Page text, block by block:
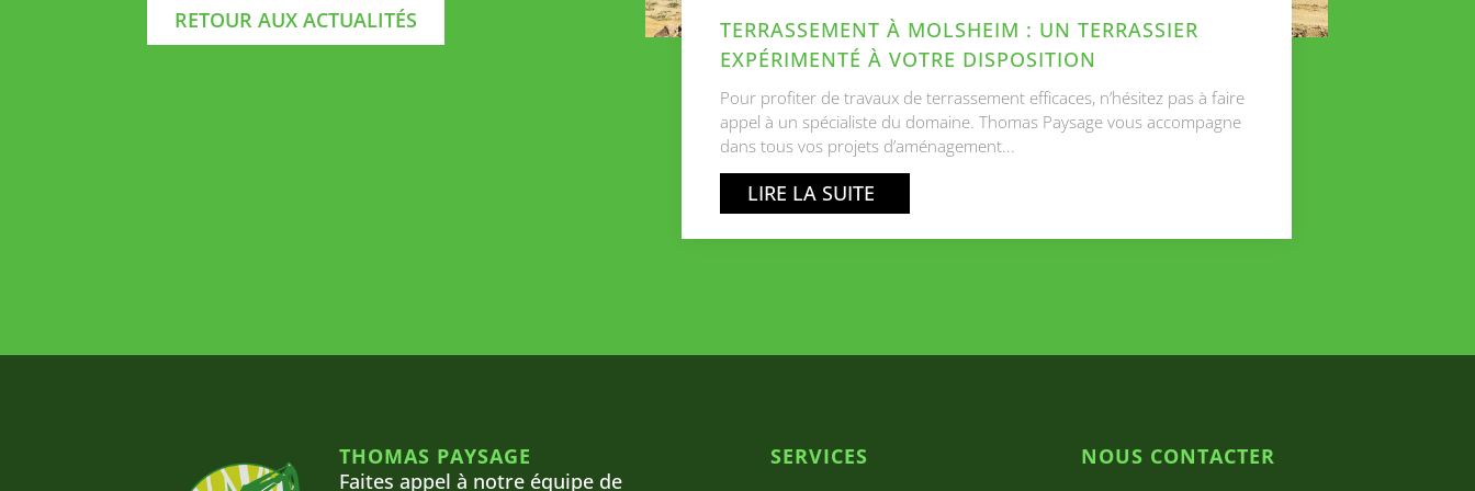
RETOUR AUX ACTUALITÉS
TERRASSEMENT À MOLSHEIM : UN TERRASSIER
EXPÉRIMENTÉ À VOTRE DISPOSITION
Pour profiter de travaux de terrassement efficaces, n’hésitez pas à faire
appel à un spécialiste du domaine. Thomas Paysage vous accompagne
dans tous vos projets d’aménagement...
LIRE LA SUITE
THOMAS PAYSAGE
Faites appel à notre équipe de
SERVICES
NOUS CONTACTER